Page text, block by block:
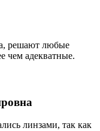
решают любые
чем адекватные.
линзами, так как